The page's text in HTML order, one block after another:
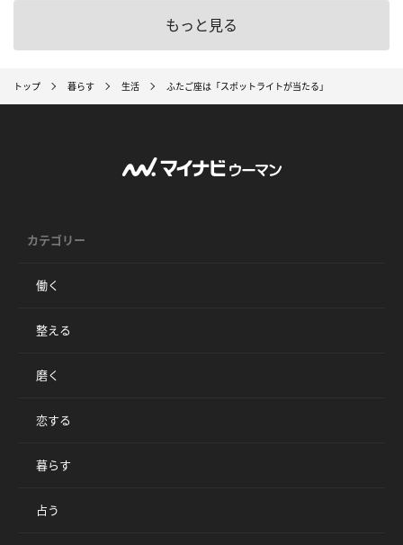
もっと見る
トップ 暮らす 生活 ふたご座は「スポットライトが当たる」
カテゴリー
働く
整える
磨く
恋する
暮らす
占う